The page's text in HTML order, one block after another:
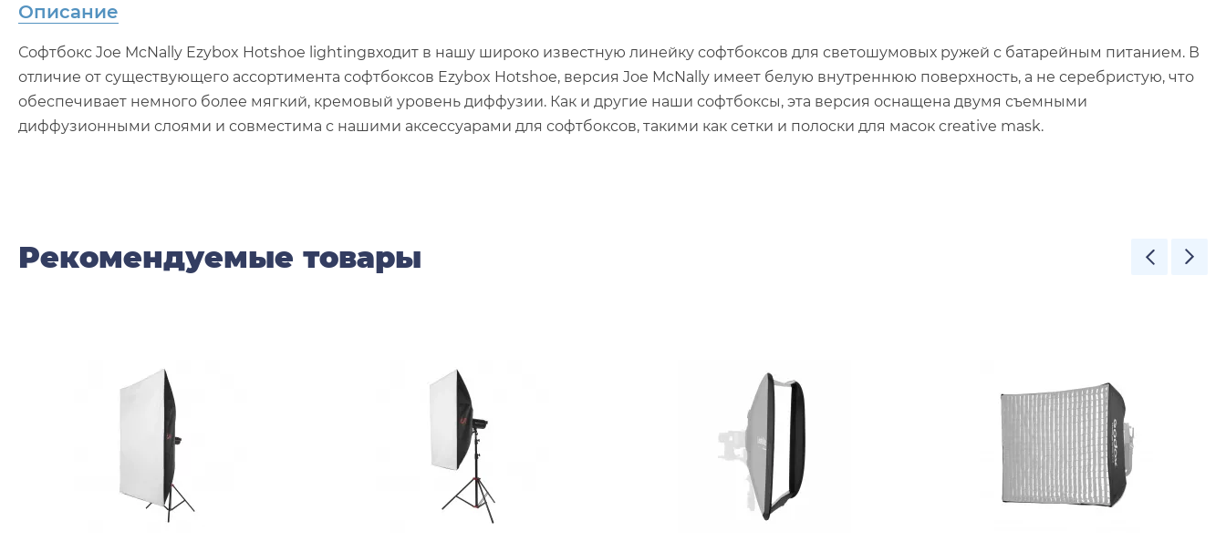
Описание
Софтбокс Joe McNally Ezybox Hotshoe lightingвходит в нашу широко известную линейку софтбоксов для светошумовых ружей с батарейным питанием. В
отличие от существующего ассортимента софтбоксов Ezybox Hotshoe, версия Joe McNally имеет белую внутреннюю поверхность, а не серебристую, что
обеспечивает немного более мягкий, кремовый уровень диффузии. Как и другие наши софтбоксы, эта версия оснащена двумя съемными
диффузионными слоями и совместима с нашими аксессуарами для софтбоксов, такими как сетки и полоски для масок creative mask.
Рекомендуемые товары